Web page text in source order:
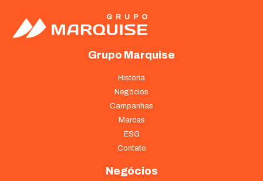
Grupo Marquise
História
Negócios
Campanhas
Marcas
ESG
Contato
Negócios